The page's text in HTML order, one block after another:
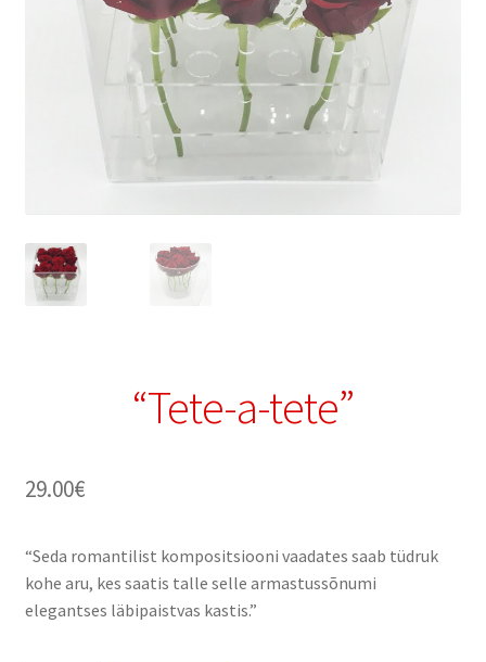
“Tete-a-tete”
29.00€
“Seda romantilist kompositsiooni vaadates saab tüdruk
kohe aru, kes saatis talle selle armastussõnumi
elegantses läbipaistvas kastis.”